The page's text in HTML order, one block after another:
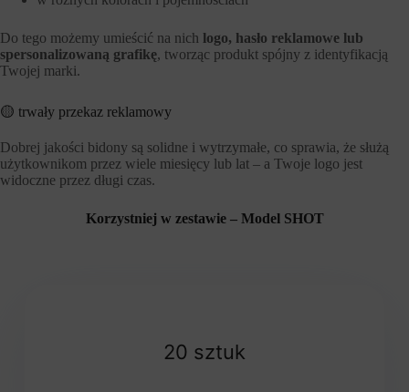
Do tego możemy umieścić na nich logo, hasło reklamowe lub
spersonalizowaną grafikę, tworząc produkt spójny z identyfikacją
Twojej marki.
🟡 trwały przekaz reklamowy
Dobrej jakości bidony są solidne i wytrzymałe, co sprawia, że służą
użytkownikom przez wiele miesięcy lub lat – a Twoje logo jest
widoczne przez długi czas.
Korzystniej w zestawie – Model SHOT
20 sztuk